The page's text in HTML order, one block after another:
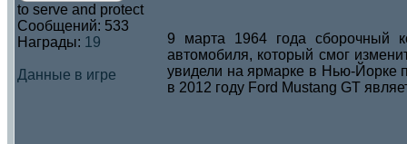
to serve and protect
Сообщений: 533
Награды: 19
Данные в игре
9 марта 1964 года сборочный
автомобиля, который смог
увидели на ярмарке в Нью-Йорке
в 2012 году Ford Mustang GT